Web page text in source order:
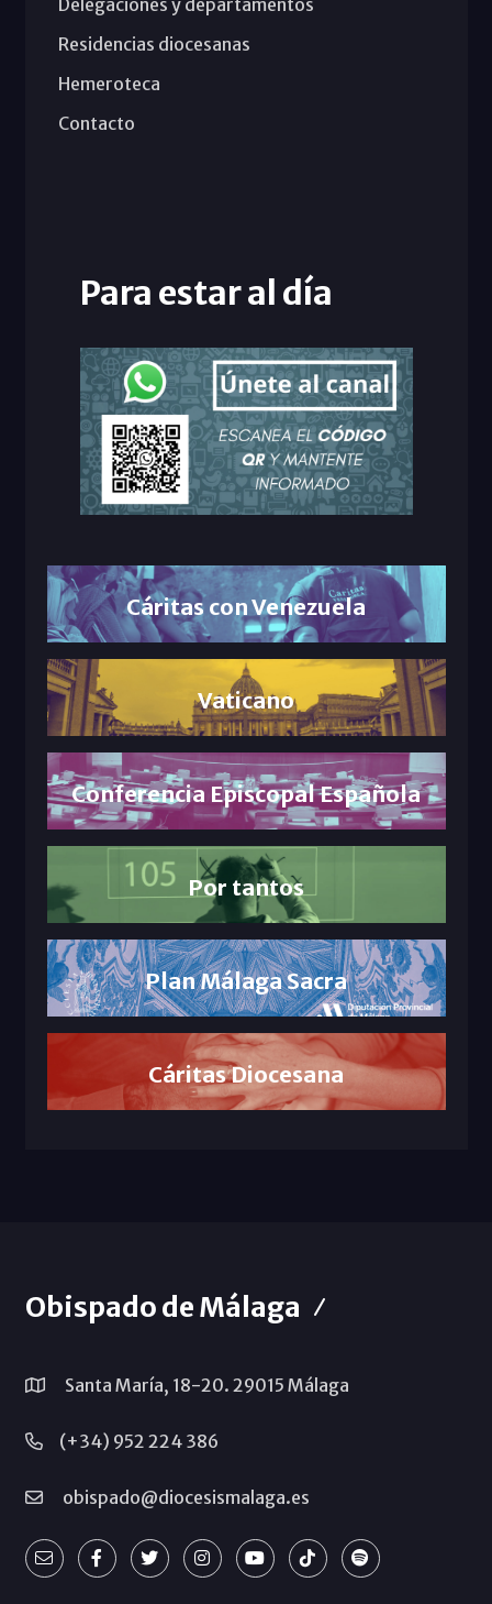
Delegaciones y departamentos
Residencias diocesanas
Hemeroteca
Contacto
Para estar al día
Cáritas con Venezuela
Vaticano
Conferencia Episcopal Española
Por tantos
Plan Málaga Sacra
Cáritas Diocesana
Obispado de Málaga
Santa María, 18-20. 29015 Málaga
(+34) 952 224 386
obispado@diocesismalaga.es